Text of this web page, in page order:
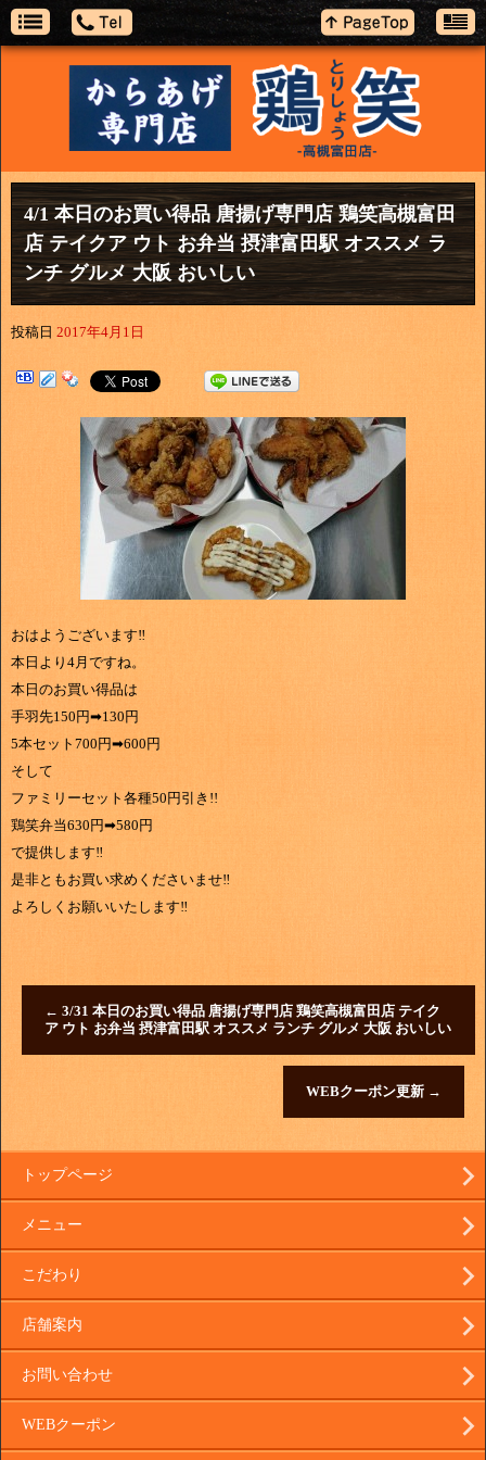
4/1 本日のお買い得品 唐揚げ専門店 鶏笑高槻富田
店 テイクア ウト お弁当 摂津富田駅 オススメ ラ
ンチ グルメ 大阪 おいしい
投稿日 2017年4月1日
おはようございます‼
本日より4月ですね。
本日のお買い得品は
手羽先150円➡130円
5本セット700円➡600円
そして
ファミリーセット各種50円引き!!
鶏笑弁当630円➡580円
で提供します‼
是非ともお買い求めくださいませ‼
よろしくお願いいたします‼
← 3/31 本日のお買い得品 唐揚げ専門店 鶏笑高槻富田店 テイク
ア ウト お弁当 摂津富田駅 オススメ ランチ グルメ 大阪 おいしい
WEBクーポン更新 →
トップページ
メニュー
こだわり
店舗案内
お問い合わせ
WEBクーポン